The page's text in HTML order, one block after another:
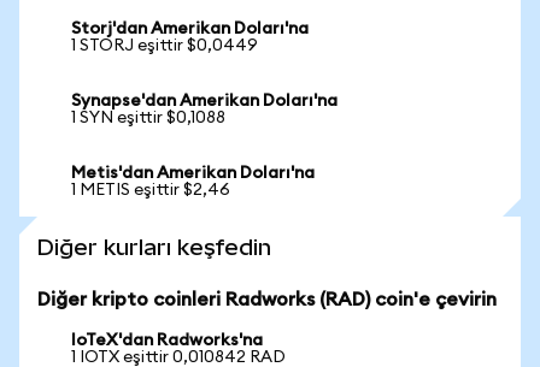
Storj'dan Amerikan Doları'na
1 STORJ eşittir $0,0449
Synapse'dan Amerikan Doları'na
1 SYN eşittir $0,1088
Metis'dan Amerikan Doları'na
1 METIS eşittir $2,46
Diğer kurları keşfedin
Diğer kripto coinleri Radworks (RAD) coin'e çevirin
IoTeX'dan Radworks'na
1 IOTX eşittir 0,010842 RAD